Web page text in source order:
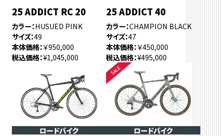
25 ADDICT RC 20
カラー HUSUED PINK
サイズ 49
本体価格 ￥950,000
税込価格 ¥1,045,000
25 ADDICT 40
カラー CHAMPION BLACK
サイズ 47
本体価格 ￥450,000
税込価格 ¥495,000
ロードバイク
ロードバイク